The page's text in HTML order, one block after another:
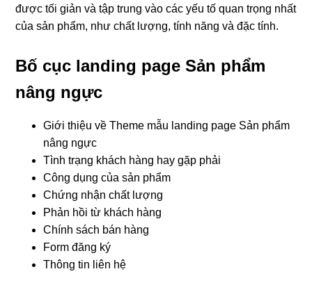
được tối giản và tập trung vào các yếu tố quan trọng nhất
của sản phẩm, như chất lượng, tính năng và đặc tính.
Bố cục landing page Sản phẩm
nâng ngực
Giới thiệu về Theme mẫu landing page Sản phẩm
nâng ngực
Tình trạng khách hàng hay gặp phải
Công dụng của sản phẩm
Chứng nhận chất lượng
Phản hồi từ khách hàng
Chính sách bán hàng
Form đăng ký
Thông tin liên hệ